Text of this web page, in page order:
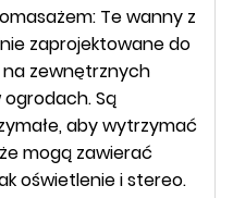
Te wanny z
zaprojektowane do
zewnętrznych
Są
aby wytrzymać
mogą zawierać
oświetlenie i stereo.